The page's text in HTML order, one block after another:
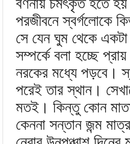
পরজীবনে স্বর্গলোকে
সে যেন ঘুম থেকে
সম্পর্কে বলা হচ্ছে
নরকের মধ্যে পড়বে।
পরেই তার স্থান।
মতই। কিন্তু কোন
কেননা সন্তান জন্ম